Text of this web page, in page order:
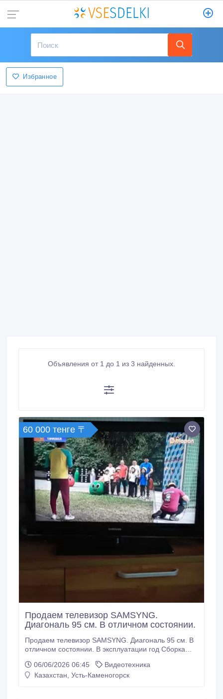
Избранное
Объявления от 1 до 1 из 3 найденных.
60 000 тенге 〒
Продаем телевизор SAMSYNG.
Диагональ 95 см. В отличном состоянии.
Продаем телевизор SAMSYNG. Диагональ 95 см. В
отличном состоянии. В эксплуатации год Сборка
06/06/2026 06:45
Видеотехника
Казахстан, Усть-Каменогорск